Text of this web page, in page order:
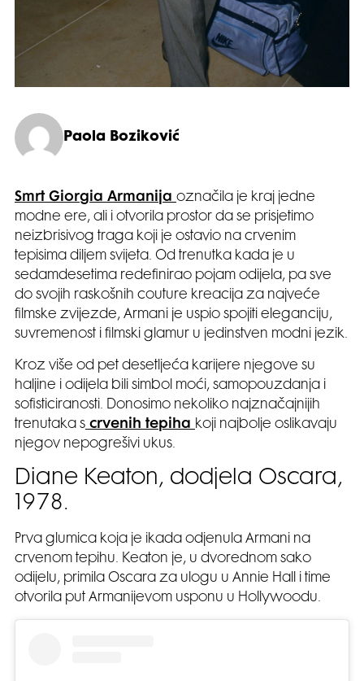
Paola Boziković
Smrt Giorgia Armanija označila je kraj jedne
modne ere, ali i otvorila prostor da se prisjetimo
neizbrisivog traga koji je ostavio na crvenim
tepisima diljem svijeta. Od trenutka kada je u
sedamdesetima redefinirao pojam odijela, pa sve
do svojih raskošnih couture kreacija za najveće
filmske zvijezde, Armani je uspio spojiti eleganciju,
suvremenost i filmski glamur u jedinstven modni jezik.
Kroz više od pet desetljeća karijere njegove su
haljine i odijela bili simbol moći, samopouzdanja i
sofisticiranosti. Donosimo nekoliko najznačajnijih
trenutaka s crvenih tepiha koji najbolje oslikavaju
njegov nepogrešivi ukus.
Diane Keaton, dodjela Oscara,
1978.
Prva glumica koja je ikada odjenula Armani na
crvenom tepihu. Keaton je, u dvorednom sako
odijelu, primila Oscara za ulogu u Annie Hall i time
otvorila put Armanijevom usponu u Hollywoodu.